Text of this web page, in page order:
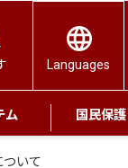
Languages
ム 国民保
いて